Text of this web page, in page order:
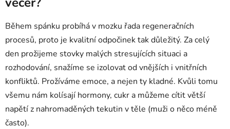
Během spánku probíhá v mozku řada regeneračních
procesů, proto je kvalitní odpočinek tak důležitý. Za celý
den prožijeme stovky malých stresujících situaci a
rozhodování, snažíme se izolovat od vnějších i vnitřních
konfliktů. Prožíváme emoce, a nejen ty kladné. Kvůli tomu
všemu nám kolísají hormony, cukr a můžeme cítit větší
napětí z nahromaděných tekutin v těle (muži o něco méně
často).